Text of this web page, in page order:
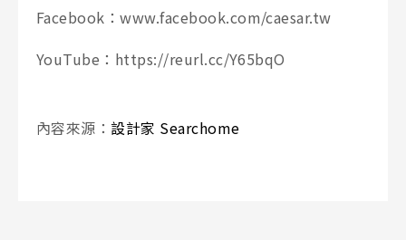
Facebook：www.facebook.com/caesar.tw
YouTube： https://reurl.cc/Y65bqO
內容來源： 設計家 Searchome